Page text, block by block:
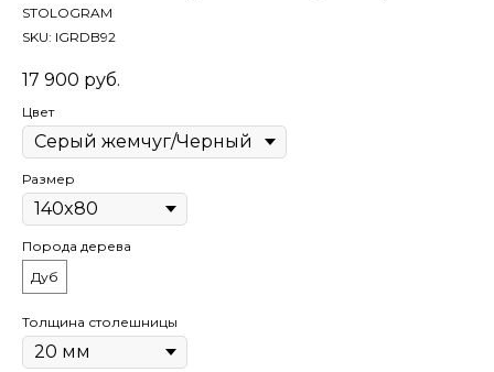
STOLOGRAM
SKU: IGRDB92
17 900 руб.
Цвет
Размер
Порода дерева
Дуб
Толщина столешницы